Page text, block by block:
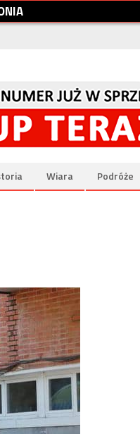
NIA
Wiara Podróże